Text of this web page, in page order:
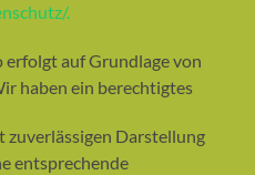
.
auf Grundlage von
haben ein berechtigtes
zuverlässigen Darstellung
entsprechende